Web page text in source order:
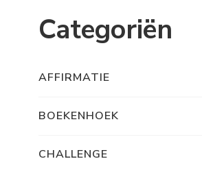
Categoriën
AFFIRMATIE
BOEKENHOEK
CHALLENGE